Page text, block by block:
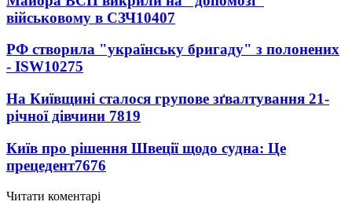
військовому в СЗЧ10407
РФ створила "українську бригаду" з полонених
- ISW10275
На Київщині сталося групове зґвалтування 21-
річної дівчини 7819
Київ про рішення Швеції щодо судна: Це
прецедент7676
Читати коментарі